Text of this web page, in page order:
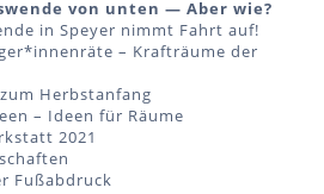
von unten — Aber wie?
in Speyer nimmt Fahrt auf!
– Krafträume der
Herbstanfang
– Ideen für Räume
2021
Fußabdruck